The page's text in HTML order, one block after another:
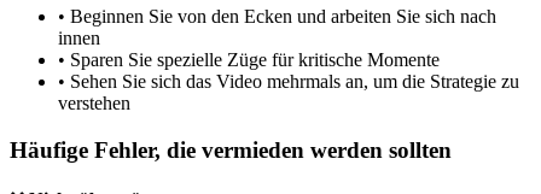
• Beginnen Sie von den Ecken und arbeiten Sie sich nach
innen
• Sparen Sie spezielle Züge für kritische Momente
• Sehen Sie sich das Video mehrmals an, um die Strategie zu
verstehen
Häufige Fehler, die vermieden werden sollten